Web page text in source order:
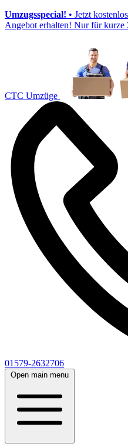
Umzugsspecial! • Jetzt
Angebot erhalten! Nur für kurze
CTC Umzüge
01579-2632706
Open main menu